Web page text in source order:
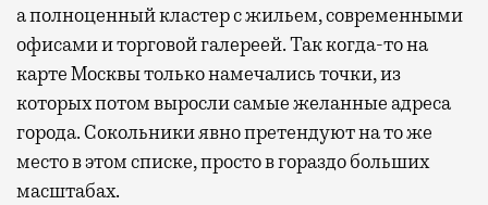
а полноценный кластер с жильем, современными
офисами и торговой галереей. Так когда-то на
карте Москвы только намечались точки, из
которых потом выросли самые желанные адреса
города. Сокольники явно претендуют на то же
место в этом списке, просто в гораздо больших
масштабах.